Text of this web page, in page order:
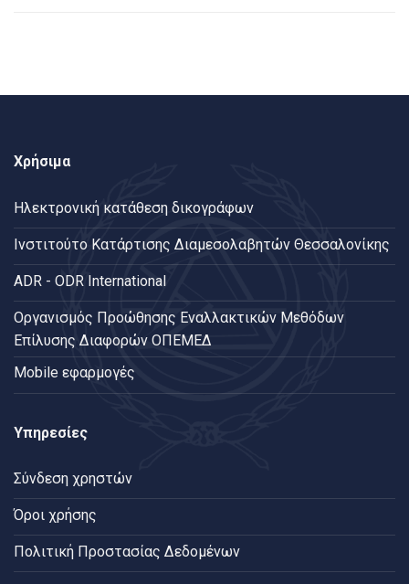
Χρήσιμα
Ηλεκτρονική κατάθεση δικογράφων
Ινστιτούτο Κατάρτισης Διαμεσολαβητών Θεσσαλονίκης
ADR - ODR International
Oργανισμός Προώθησης Εναλλακτικών Μεθόδων
Επίλυσης Διαφορών ΟΠΕΜΕΔ
Mobile εφαρμογές
Υπηρεσίες
Σύνδεση χρηστών
Όροι χρήσης
Πολιτική Προστασίας Δεδομένων